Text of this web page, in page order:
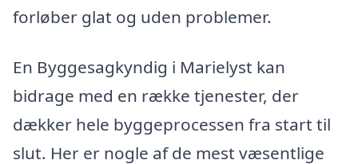
forløber glat og uden problemer.
En Byggesagkyndig i Marielyst kan
bidrage med en række tjenester, der
dækker hele byggeprocessen fra start til
slut. Her er nogle af de mest væsentlige